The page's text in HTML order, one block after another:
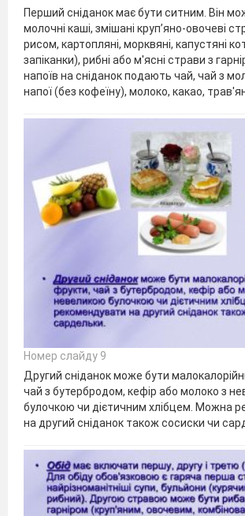
Перший сніданок має бути ситним. Він
молочні каші, змішані круп’яно-овочеві
рисом, картопляні, морквяні, капустяні
запіканки), рибні або м'ясні страви з
напоїв на сніданок подають чай, чай з
напої (без кофеїну), молоко, какао,
Номер слайду 9
Другий сніданок може бути
чай з бутербродом, кефір або молоко з
булочкою чи дієтичним хлібцем. Можна
на другий сніданок також сосиски чи